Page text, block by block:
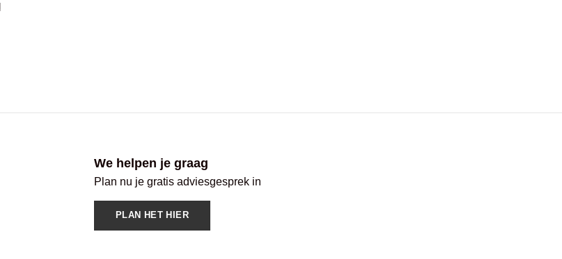
We helpen je graag
Plan nu je gratis adviesgesprek in
PLAN HET HIER